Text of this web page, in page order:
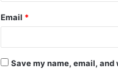
Email *
Save my name, email,